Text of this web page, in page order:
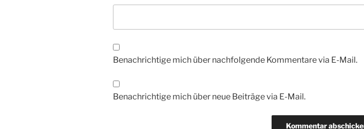
Benachrichtige mich über nachfolgende Kommentare via E-Mail.
Benachrichtige mich über neue Beiträge via E-Mail.